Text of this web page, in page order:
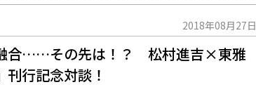
2018年08月27日
合……その先は！？ 松村進吉×東雅
行記念対談！